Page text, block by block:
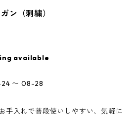
ン（刺繍）
available
〜 08-28
手入れで普段使いしやすい、気軽に